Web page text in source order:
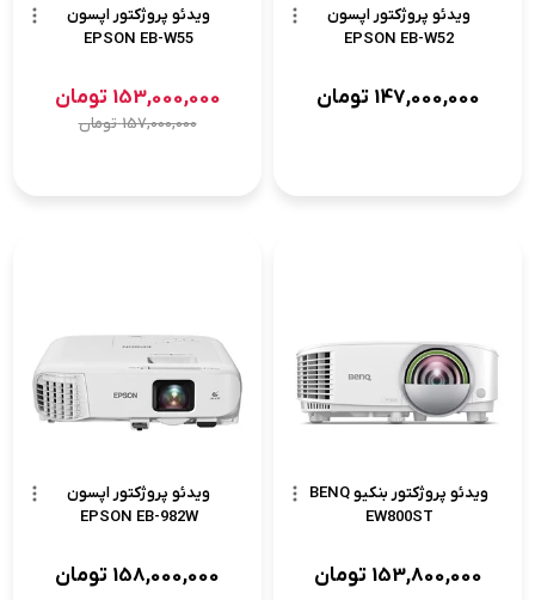
ویدئو پروژکتور اپسون
EPSON EB-W52
147,000,000 تومان
ویدئو پروژکتور اپسون
EPSON EB-W55
153,000,000 تومان
157,000,000تومان
ویدئو پروژکتور بنکیو BENQ
EW800ST
153,800,000 تومان
ویدئو پروژکتور اپسون
EPSON EB-982W
158,000,000 تومان